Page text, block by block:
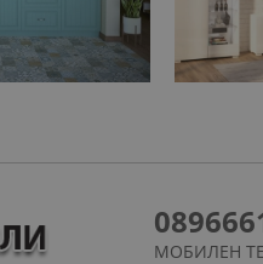
МОБИЛЕН